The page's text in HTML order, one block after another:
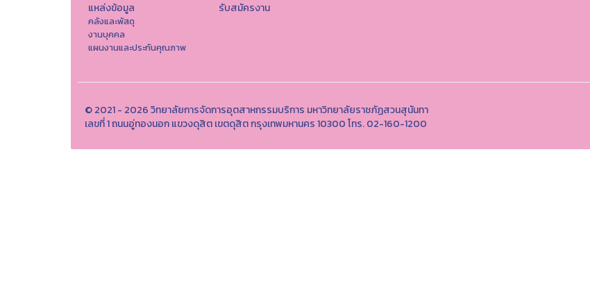
แหล่งข้อมูล
คลังและพัสดุ
งานบุคคล
แผนงานและประกันคุณภาพ
รับสมัครงาน
© 2021 - 2026 วิทยาลัยการจัดการอุตสาหกรรมบริการ มหาวิทยาลัยราชภัฏสวนสุนันทา
เลขที่ 1 ถนนอู่ทองนอก แขวงดุสิต เขตดุสิต กรุงเทพมหานคร 10300 โทร. 02-160-1200